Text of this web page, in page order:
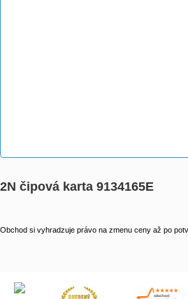
2N čipová karta 9134165E
Obchod si vyhradzuje právo na zmenu ceny až po